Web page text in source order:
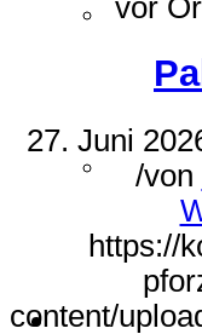
vor
27. Juni
/von
https://
content/